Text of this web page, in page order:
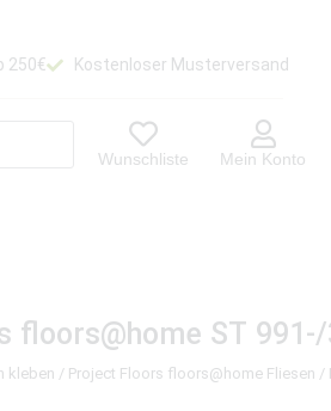
250€ Kostenloser Musterversand
Wunschliste Mein Konto
floors@home ST
kleben / Project Floors floors@home Fliesen /